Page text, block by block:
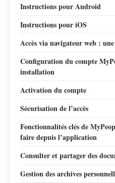
Instructions pour Android
Instructions pour iOS
Accès via navigateur web :
Configuration du compte
installation
Activation du compte
Sécurisation de l’accès
Fonctionnalités clés de
faire depuis l’application
Consulter et partager des
Gestion des archives